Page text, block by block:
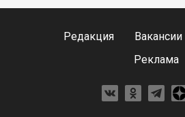
Редакция Вакансии
Реклама